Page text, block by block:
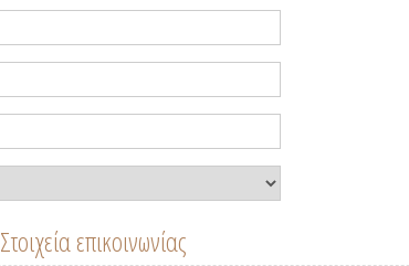
Στοιχεία επικοινωνίας